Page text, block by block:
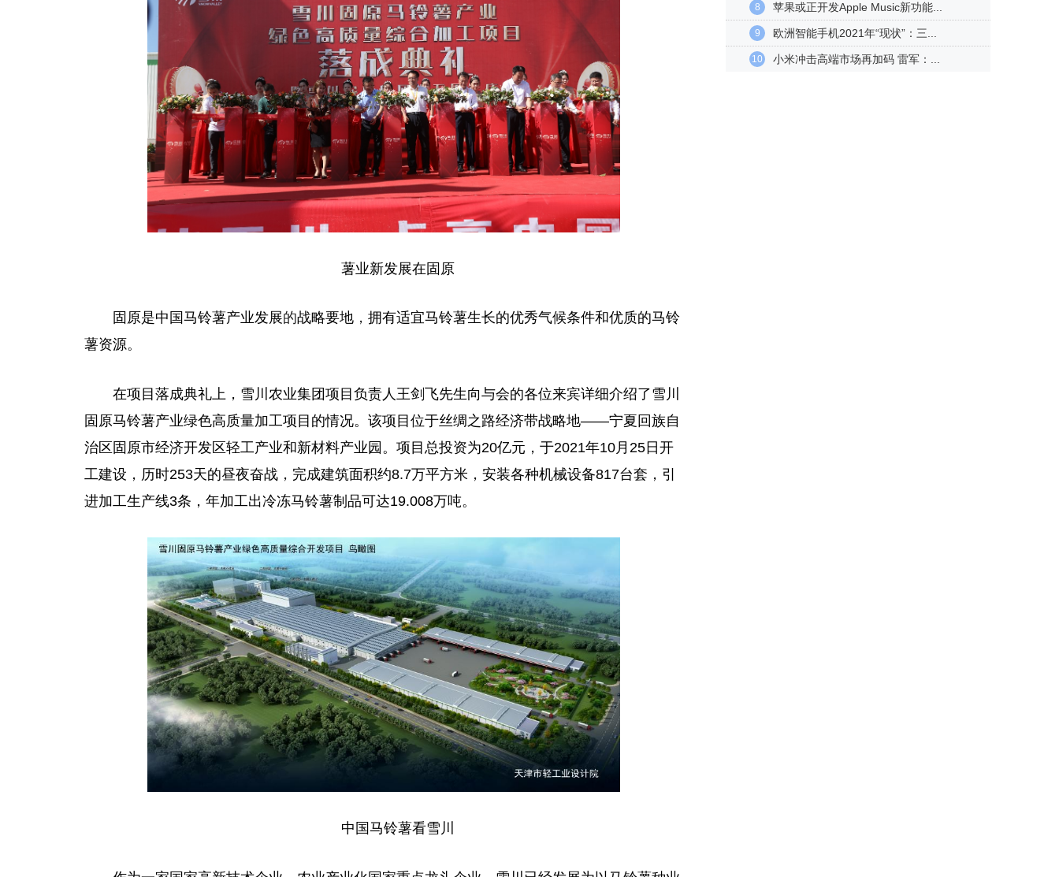
薯业新发展在固原
固原是中国马铃薯产业发展的战略要地 ， 拥有适宜马铃薯生长的优秀气候条件和优质的马铃
薯资源。
在项目落成典礼上，雪川农业集团项目负责人王剑飞先生向与会的各位来宾详细介绍了雪川
固原马铃薯产业绿色高质量加工项目的情况。该项目位于丝绸之路经济带战略地——宁夏回族自
治区固原市经济开发区轻工产业和新材料产业园。项目 总投资为20亿元，于2021年10月25日开
工建设，历时253天的昼夜奋战，完成建筑面积约8.7万平方米，安装各种机械设备817台套，引
进加工生产线3条，年加工出冷冻马铃薯制品可达19.008万吨。
中国马铃薯看雪川
8 苹果或正开发Apple Music新功能...
9 欧洲智能手机2021年“现状”：三...
10 小米冲击高端市场再加码 雷军：...